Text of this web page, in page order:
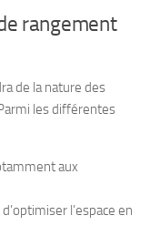
rangement
de la nature des
les différentes
aux
l’espace en